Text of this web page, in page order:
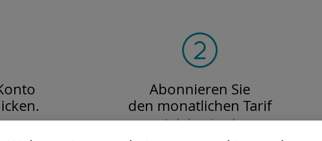
Abonnieren Sie
den monatlichen Tarif
Lokal, regional